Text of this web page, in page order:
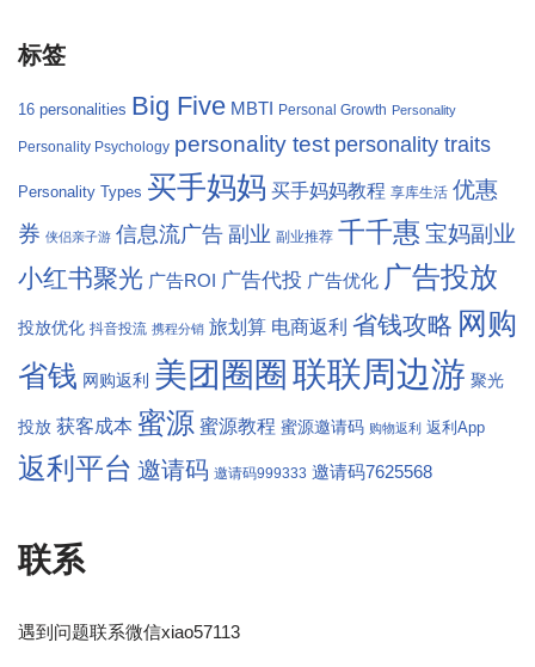
标签
16 personalities Big Five MBTI Personal Growth Personality
Personality Psychology personality test personality traits
Personality Types 买手妈妈 买手妈妈教程 享库生活 优惠
券 侠侣亲子游 信息流广告 副业 副业推荐 千千惠 宝妈副业
小红书聚光 广告ROI 广告代投 广告优化 广告投放
投放优化 抖音投流 携程分销 旅划算 电商返利 省钱攻略 网购
省钱 网购返利 美团圈圈 联联周边游 聚光
投放 获客成本 蜜源 蜜源教程 蜜源邀请码 购物返利 返利App
返利平台 邀请码 邀请码999333 邀请码7625568
联系
遇到问题联系微信xiao57113